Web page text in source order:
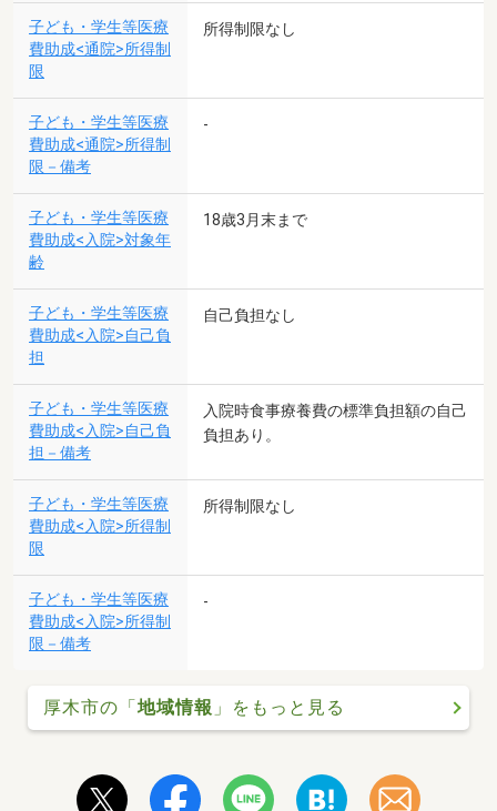
子ども・学生等医療
費助成<通院>所得制
限
所得制限なし
子ども・学生等医療
費助成<通院>所得制
限－備考
-
子ども・学生等医療
費助成<入院>対象年
齢
18歳3月末まで
子ども・学生等医療
費助成<入院>自己負
担
自己負担なし
子ども・学生等医療
費助成<入院>自己負
担－備考
入院時食事療養費の標準負担額の自己
負担あり。
子ども・学生等医療
費助成<入院>所得制
限
所得制限なし
子ども・学生等医療
費助成<入院>所得制
限－備考
-
厚木市の「地域情報 」をもっと見る